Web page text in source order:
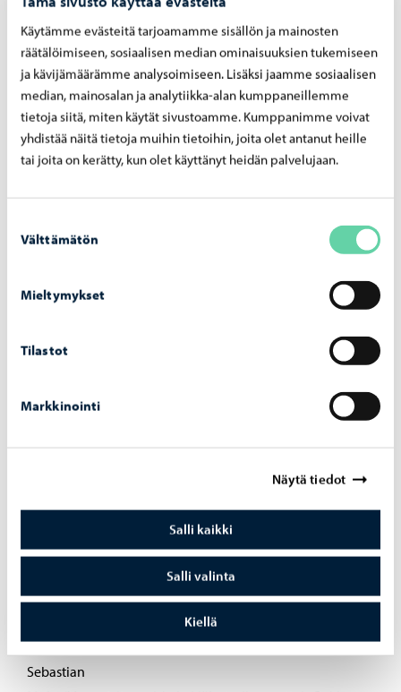
Käytämme evästeitä tarjoamamme sisällön ja mainosten
räätälöimiseen, sosiaalisen median ominaisuuksien tukemiseen
ja kävijämäärämme analysoimiseen. Lisäksi jaamme sosiaalisen
median, mainosalan ja analytiikka-alan kumppaneillemme
tietoja siitä, miten käytät sivustoamme. Kumppanimme voivat
yhdistää näitä tietoja muihin tietoihin, joita olet antanut heille
tai joita on kerätty, kun olet käyttänyt heidän palvelujaan.
valinta
Välttämätön
Mieltymykset
Tilastot
Markkinointi
Näytä tiedot
Salli kaikki
Salli valinta
Kiellä
Muha/Muge 2, ti klo 15.30–16.30, opettaja Brenner
Sebastian
Muge 3, ti kl 17.45–18.45, opettaja Brenner
Sebastian
Muha/Muge 4, ti kl 19.00–20.00, opettaja Brenner
Sebastian
PJ Muha/Muge 1, ma klo 15.30–16.30, opettaja Latvala
PJ Muha/Muge 2abd, ma klo 18.30–20.00, opettaja Latvala
Patrik
PJ Muha/Muge 4, to klo 18.30–20.00, opettaja Latvala
Muha 2 etäryhmä, ti klo 16.00–17.00, opettaja Viitala
Muha 3 etäryhmä, ti klo 17.00–18.00, opettaja Viitala
Muge 2 etäryhmä, ma klo 19.30–20.30, ruotsinkielinen
ryhmä, opettaja Brenner Sebastian
Sävellys etäryhmä, ke klo 19.30–20.30, opettaja Brenner
Sebastian